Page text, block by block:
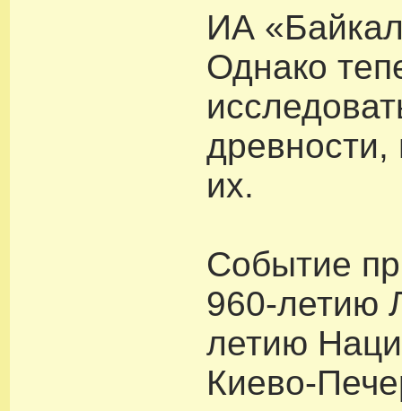
ИА
Однако
их.
Событие
960-летию
летию
Киево-